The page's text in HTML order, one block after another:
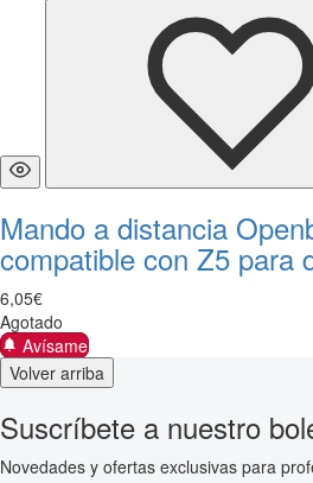
Mando a distancia
compatible con Z5 para
6,05€
Agotado
Avísame
Volver arriba
Suscríbete a nuestro
Novedades y ofertas exclusivas para